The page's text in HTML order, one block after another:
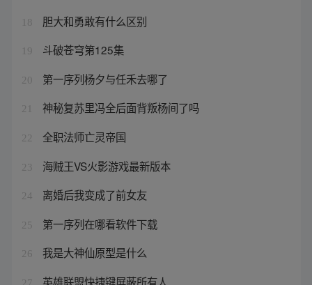
18 胆大和勇敢有什么区别
19 斗破苍穹第125集
20 第一序列杨夕与任禾去哪了
21 神秘复苏里冯全后面背叛杨间了吗
22 全职法师亡灵帝国
23 海贼王VS火影游戏最新版本
24 离婚后我变成了前女友
25 第一序列在哪看软件下载
26 我是大神仙原型是什么
27 英雄联盟快捷键屏蔽所有人